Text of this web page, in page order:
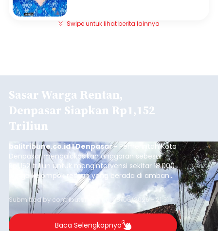
Swipe untuk lihat berita lainnya
Sasar Warga Rentan,
Denpasar Siapkan Rp1,152
Triliun
balitribune.co.id I Denpasar - Pemerintah Kota
Denpasar mengalokasikan anggaran sebesar
Rp1,152 triliun untuk mengintervensi sekitar 18.000
warga kelompok rentan yang berada di ambang
garis kemiskinan. Langkah strategis ini diambil
guna menjaga masyarakat yang berada pada
kelompok desil 5 dan 6 tersebut agar tidak
merosot ke kategori miskin.
Submitted by contributor Thu, 08/06/2026 - 21:31
Baca Selengkapnya